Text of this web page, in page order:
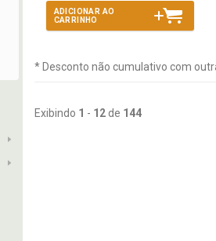
ADICIONAR AO
CARRINHO
* Desconto não cumulativo com
Exibindo 1 - 12de 144